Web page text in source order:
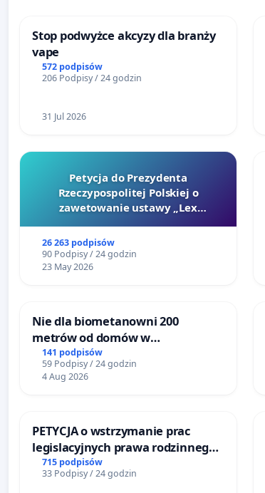
Stop podwyżce akcyzy dla branży
vape
572 podpisów
206 Podpisy / 24 godzin
31 Jul 2026
Petycja do Prezydenta
Rzeczypospolitej Polskiej o
zawetowanie ustawy „Lex
26 263 podpisów
90 Podpisy / 24 godzin
23 May 2026
Nie dla biometanowni 200
metrów od domów w
Biernatkach, gm. Wądroże
Wielkie
141 podpisów
59 Podpisy / 24 godzin
4 Aug 2026
PETYCJA o wstrzymanie prac
legislacyjnych prawa rodzinnego
narażających ofiary przemocy
715 podpisów
33 Podpisy / 24 godzin